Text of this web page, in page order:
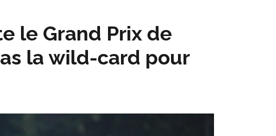
le Grand Prix de
la wild-card pour